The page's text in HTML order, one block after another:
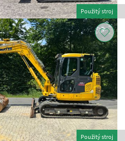
Použitý stroj
Použitý stroj